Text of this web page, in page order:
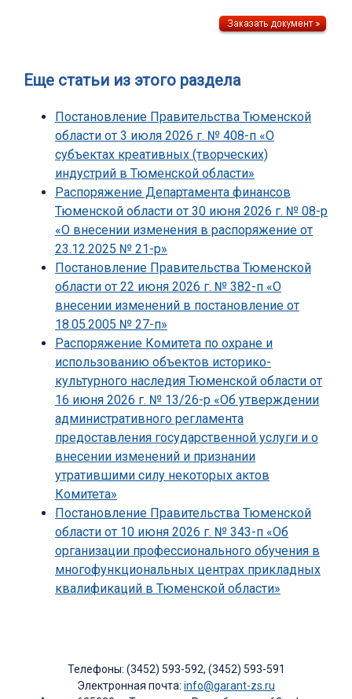
Еще статьи из этого раздела
Постановление Правительства Тюменской
области от 3 июля 2026 г. № 408-п «О
субъектах креативных (творческих)
индустрий в Тюменской области»
Распоряжение Департамента финансов
Тюменской области от 30 июня 2026 г. № 08-р
«О внесении изменения в распоряжение от
23.12.2025 № 21-р»
Постановление Правительства Тюменской
области от 22 июня 2026 г. № 382-п «О
внесении изменений в постановление от
18.05.2005 № 27-п»
Распоряжение Комитета по охране и
использованию объектов историко-
культурного наследия Тюменской области от
16 июня 2026 г. № 13/26-р «Об утверждении
административного регламента
предоставления государственной услуги и о
внесении изменений и признании
утратившими силу некоторых актов
Комитета»
Постановление Правительства Тюменской
области от 10 июня 2026 г. № 343-п «Об
организации профессионального обучения в
многофункциональных центрах прикладных
квалификаций в Тюменской области»
Телефоны: (3452) 593-592, (3452) 593-591
Электронная почта: info@garant-zs.ru